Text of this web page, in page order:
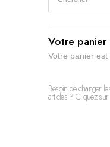
Votre panier
Votre panier est
Besoin de changer
articles ? Cliquez